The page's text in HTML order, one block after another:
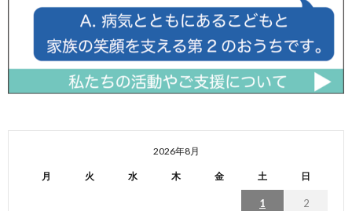
2026年8月
月 火 水 木 金 土 日
1 2